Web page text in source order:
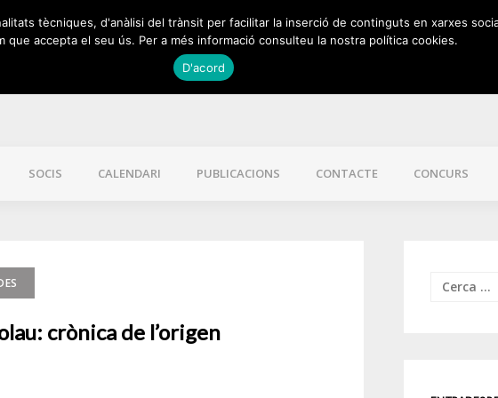
SOCIS CALENDARI PUBLICACIONS CONTACTE CONCURS
crònica de l’origen
Cerca:
tècniques, d'anàlisi del trànsit per facilitar la inserció de continguts en xarxes
que accepta el seu ús. Per a més informació consulteu la nostra política cookies.
D'acord